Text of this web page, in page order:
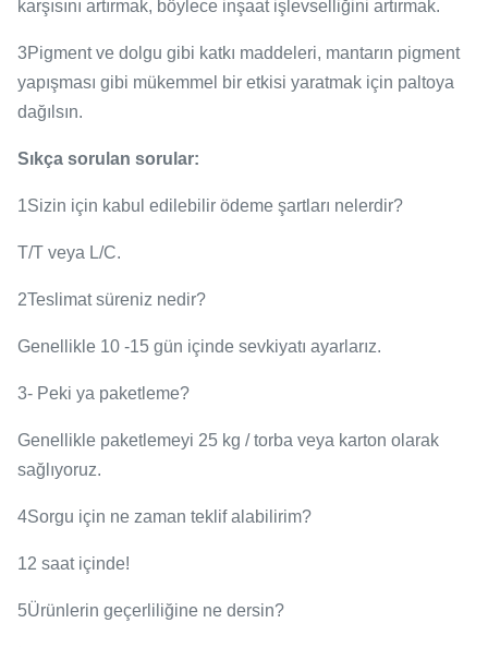
karşısını artırmak, böylece inşaat işlevselliğini artırmak.
3Pigment ve dolgu gibi katkı maddeleri, mantarın pigment
yapışması gibi mükemmel bir etkisi yaratmak için paltoya
dağılsın.
Sıkça sorulan sorular:
1Sizin için kabul edilebilir ödeme şartları nelerdir?
T/T veya L/C.
2Teslimat süreniz nedir?
Genellikle 10 -15 gün içinde sevkiyatı ayarlarız.
3- Peki ya paketleme?
Genellikle paketlemeyi 25 kg / torba veya karton olarak
sağlıyoruz.
4Sorgu için ne zaman teklif alabilirim?
12 saat içinde!
5Ürünlerin geçerliliğine ne dersin?